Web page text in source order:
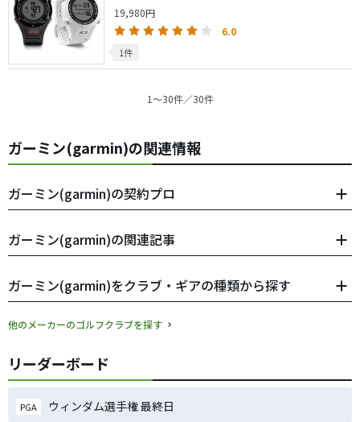
19,980円
6.0
1件
1〜30件／30件
ガーミン(garmin)の関連情報
ガーミン(garmin)の契約プロ
ガーミン(garmin)の関連記事
ガーミン(garmin)をクラブ・ギアの種類から探す
他のメーカーのゴルフクラブを探す
リーダーボード
PGA ウィンダム選手権 最終日